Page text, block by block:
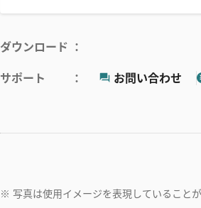
ダウンロード
サポート
お問い合わせ
※ 写真は使用イメージを表現していること